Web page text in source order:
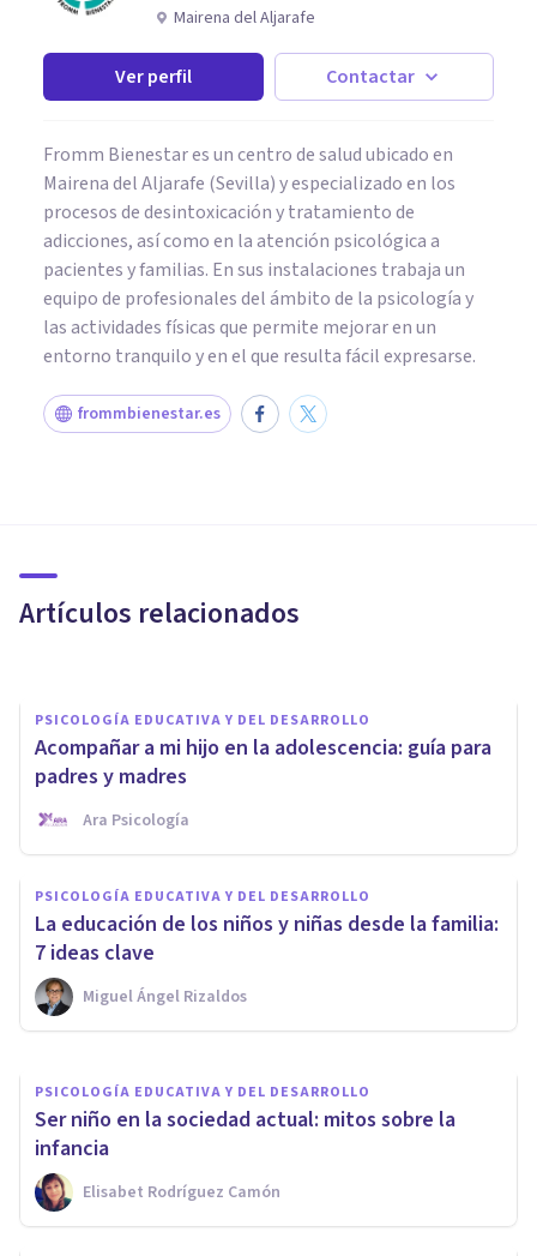
Mairena del Aljarafe
Ver perfil Contactar
Fromm Bienestar es un centro de salud ubicado en
Mairena del Aljarafe (Sevilla) y especializado en los
procesos de desintoxicación y tratamiento de
adicciones, así como en la atención psicológica a
pacientes y familias. En sus instalaciones trabaja un
equipo de profesionales del ámbito de la psicología y
las actividades físicas que permite mejorar en un
entorno tranquilo y en el que resulta fácil expresarse.
frommbienestar.es
Artículos relacionados
por qué aparece y qué hacer
PSICOLOGÍA EDUCATIVA Y DEL DESARROLLO
Acompañar a mi hijo en la adolescencia: guía para
padres y madres
Ara Psicología
PSICOLOGÍA EDUCATIVA Y DEL DESARROLLO
La educación de los niños y niñas desde la familia:
7 ideas clave
Miguel Ángel Rizaldos
PSICOLOGÍA EDUCATIVA Y DEL DESARROLLO
Síndrome del Emperador:
niños mandones, agresivos y
autoritarios
Bertrand Regader
PSICOLOGÍA EDUCATIVA Y DEL DESARROLLO
Ser niño en la sociedad actual: mitos sobre la
infancia
Elisabet Rodríguez Camón